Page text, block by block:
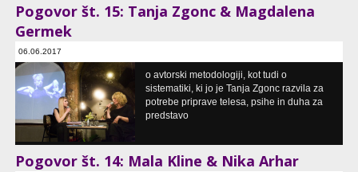
Pogovor št. 15: Tanja Zgonc & Magdalena
Germek
06.06.2017
serija pogovorov o koreografski praksi
Pritličje, Ljubljana, SI
o avtorski metodologiji, kot tudi o
sistematiki, ki jo je Tanja Zgonc razvila za
potrebe priprave telesa, psihe in duha za
predstavo
Pogovor št. 14: Mala Kline & Nika Arhar